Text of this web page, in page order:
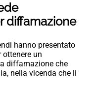
diffamazione
hanno presentato
un
diffamazione che
nella vicenda che li